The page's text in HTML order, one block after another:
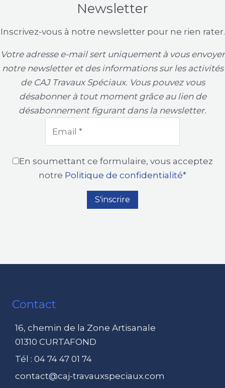
Newsletter
Inscrivez-vous à notre newsletter pour ne rien rater.
Votre adresse e-mail sert uniquement à vous envoyer
notre newsletter et des informations sur les activités
de CAJ Travaux Spéciaux. Vous pouvez vous
désabonner à tout moment grâce au lien de
désabonnement figurant dans la newsletter.
En soumettant ce formulaire, vous acceptez
notre Politique de confidentialité*
Contact
16, chemin de la Zone Artisanale
01310 CURTAFOND
Tél : 04 74 47 01 74
contact@caj-travauxspeciaux.com